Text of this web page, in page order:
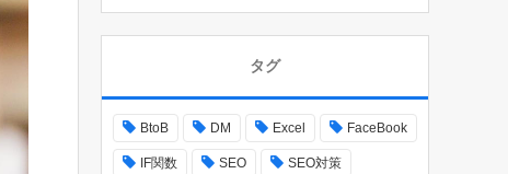
タグ
BtoB DM Excel FaceBook
IF関数 SEO SEO対策